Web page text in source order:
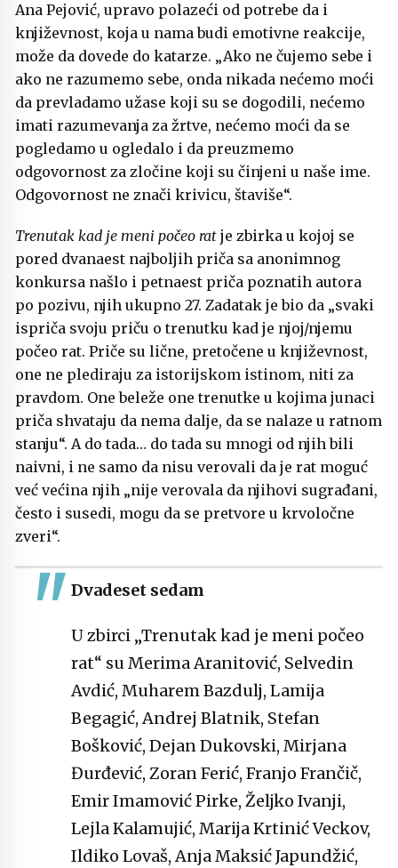
Ana Pejović, upravo polazeći od potrebe da i
književnost, koja u nama budi emotivne reakcije,
može da dovede do katarze. „Ako ne čujemo sebe i
ako ne razumemo sebe, onda nikada nećemo moći
da prevladamo užase koji su se dogodili, nećemo
imati razumevanja za žrtve, nećemo moći da se
pogledamo u ogledalo i da preuzmemo
odgovornost za zločine koji su činjeni u naše ime.
Odgovornost ne znači krivicu, štaviše“.
Trenutak kad je meni počeo rat je zbirka u kojoj se
pored dvanaest najboljih priča sa anonimnog
konkursa našlo i petnaest priča poznatih autora
po pozivu, njih ukupno 27. Zadatak je bio da „svaki
ispriča svoju priču o trenutku kad je njoj/njemu
počeo rat. Priče su lične, pretočene u književnost,
one ne plediraju za istorijskom istinom, niti za
pravdom. One beleže one trenutke u kojima junaci
priča shvataju da nema dalje, da se nalaze u ratnom
stanju“. A do tada… do tada su mnogi od njih bili
naivni, i ne samo da nisu verovali da je rat moguć
već većina njih „nije verovala da njihovi sugrađani,
često i susedi, mogu da se pretvore u krvoločne
zveri“.
Dvadeset sedam
U zbirci „Trenutak kad je meni počeo
rat“ su Merima Aranitović, Selvedin
Avdić, Muharem Bazdulj, Lamija
Begagić, Andrej Blatnik, Stefan
Bošković, Dejan Dukovski, Mirjana
Đurđević, Zoran Ferić, Franjo Frančič,
Emir Imamović Pirke, Željko Ivanji,
Lejla Kalamujić, Marija Krtinić Veckov,
Ildiko Lovaš, Anja Maksić Japundžić,